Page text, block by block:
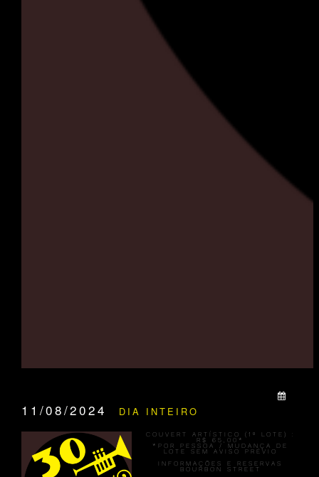
11/08/2024 DIA INTEIRO
COUVERT ARTÍSTICO (1º LOTE) :
R$ 65,00*
*POR PESSOA / MUDANÇA DE
LOTE SEM AVISO PRÉVIO
INFORMAÇÕES E RESERVAS
BOURBON STREET